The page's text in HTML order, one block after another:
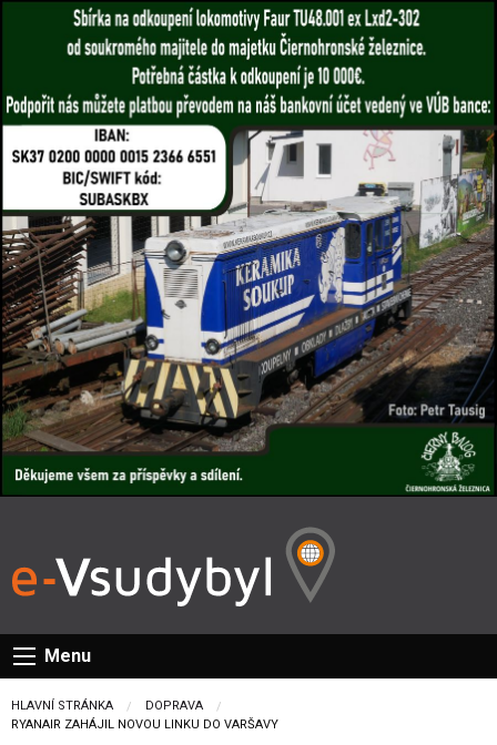
Menu
HLAVNÍ STRÁNKA
DOPRAVA
CURRENT:
RYANAIR ZAHÁJIL NOVOU LINKU DO VARŠAVY